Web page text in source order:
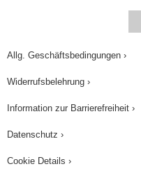
Allg. Geschäftsbedingungen ›
Widerrufsbelehrung ›
Information zur Barrierefreiheit ›
Datenschutz ›
Cookie Details ›